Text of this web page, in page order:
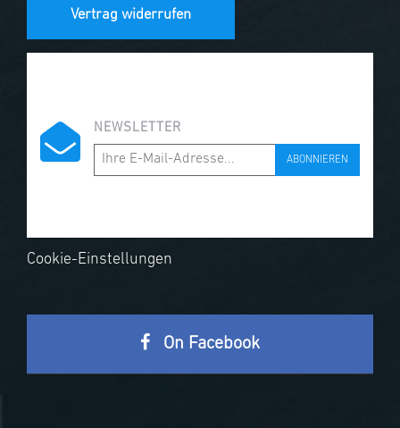
Vertrag widerrufen
NEWSLETTER
ABONNIEREN
Cookie-Einstellungen
On Facebook